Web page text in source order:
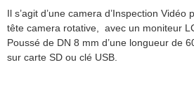
Il s’agit d’une camera d’Inspection
tête camera rotative, avec un moniteur
Poussé de DN 8 mm d’une longueur de
sur carte SD ou clé USB.